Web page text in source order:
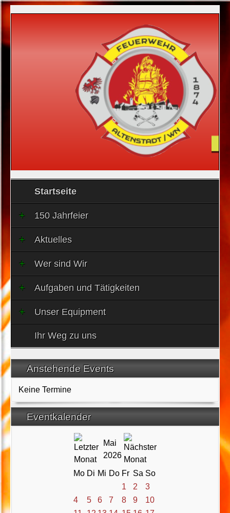
Startseite
150 Jahrfeier
Aktuelles
Wer sind Wir
Aufgaben und Tätigkeiten
Unser Equipment
Ihr Weg zu uns
Anstehende Events
Keine Termine
Eventkalender
Mai
2026
Mo Di Mi Do Fr Sa So
1
2
3
4
5 6 7 8 9
10